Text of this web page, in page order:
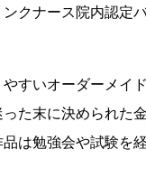
クナース院内認定
すいオーダーメイ
た末に決められた
は勉強会や試験を